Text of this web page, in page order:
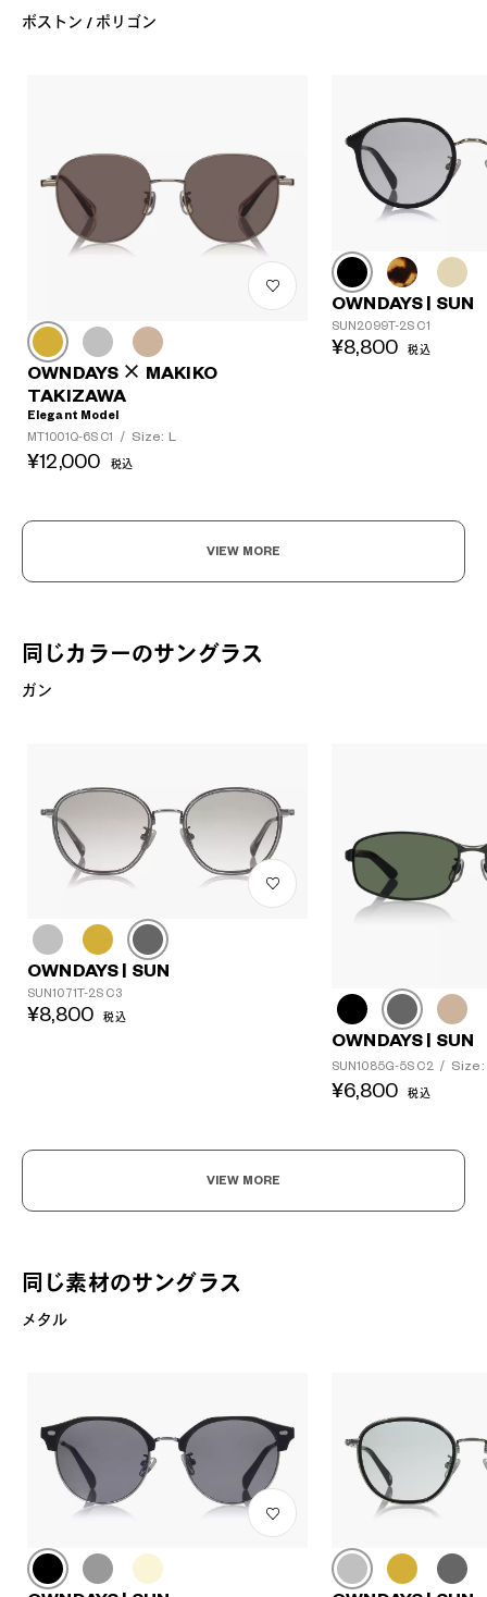
ボストン / ポリゴン
OWNDAYS × MAKIKO
TAKIZAWA
Elegant Model
MT1001Q-6S C1
/ Size: L
¥12,000 税込
OWNDAYS | SUN
SUN2099T-2S C1
¥8,800 税込
VIEW MORE
同じカラーのサングラス
ガン
OWNDAYS | SUN
SUN1071T-2S C3
¥8,800 税込
OWNDAYS | SUN
SUN1085G-5S C2 / Size:
¥6,800 税込
VIEW MORE
同じ素材のサングラス
メタル